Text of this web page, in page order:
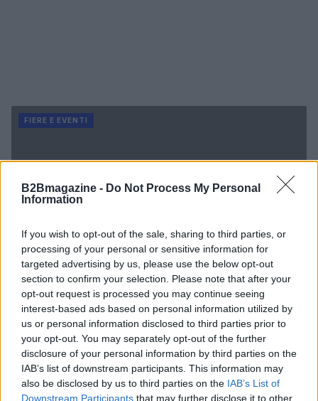
B2Bmagazine - Do Not Process My Personal
Information
If you wish to opt-out of the sale, sharing to third parties, or
processing of your personal or sensitive information for
targeted advertising by us, please use the below opt-out
section to confirm your selection. Please note that after your
opt-out request is processed you may continue seeing
interest-based ads based on personal information utilized by
us or personal information disclosed to third parties prior to
your opt-out. You may separately opt-out of the further
disclosure of your personal information by third parties on the
IAB’s list of downstream participants. This information may
also be disclosed by us to third parties on the IAB’s List of
Downstream Participants that may further disclose it to other
FIERE E EVENTI